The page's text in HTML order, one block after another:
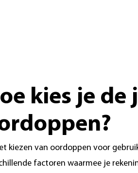
kies je de
kiezen van oordoppen voor
factoren waarmee je